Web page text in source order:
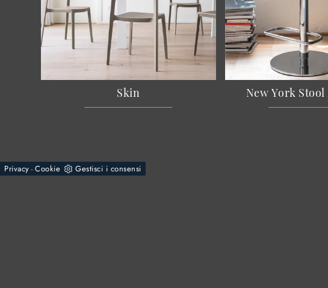
Skin New York
Privacy - Cookie Gestisci i consensi